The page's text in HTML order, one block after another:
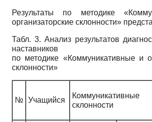
Результаты по методике
организаторские склонности»
Табл. 3. Анализ результатов
наставников
по методике «Коммуникативные и
склонности»
№ Учащийся
Коммуникативные
склонности